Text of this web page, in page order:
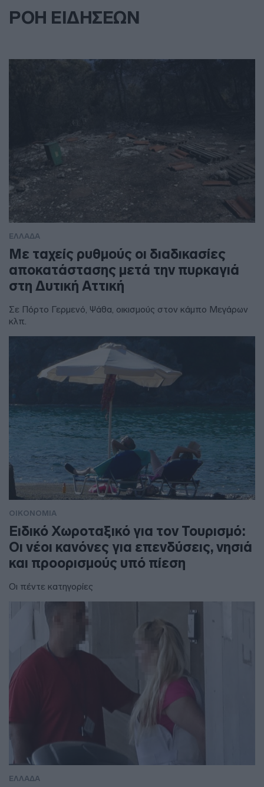
ΡΟΗ ΕΙΔΗΣΕΩΝ
ΕΛΛΑΔΑ
Με ταχείς ρυθμούς οι διαδικασίες
αποκατάστασης μετά την πυρκαγιά
στη Δυτική Αττική
Σε Πόρτο Γερμενό, Ψάθα, οικισμούς στον κάμπο Μεγάρων
κλπ.
ΟΙΚΟΝΟΜΙΑ
Ειδικό Χωροταξικό για τον Τουρισμό:
Οι νέοι κανόνες για επενδύσεις, νησιά
και προορισμούς υπό πίεση
Οι πέντε κατηγορίες
ΕΛΛΑΔΑ